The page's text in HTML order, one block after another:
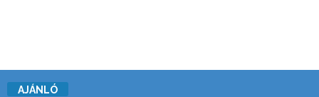
AJÁNLÓ